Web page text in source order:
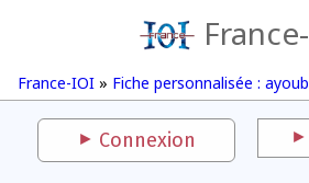
France-IOI » Fiche personnalisée :
Connexion